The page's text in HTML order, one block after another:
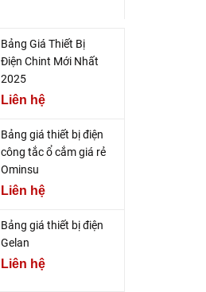
Bảng Giá Thiết Bị
Điện Chint Mới Nhất
2025
Liên hệ
Bảng giá thiết bị điện
công tắc ổ cắm giá rẻ
Ominsu
Liên hệ
Bảng giá thiết bị điện
Gelan
Liên hệ